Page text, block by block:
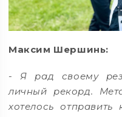
Максим Шершинь:
-Я рад своему
личный рекорд.
хотелось